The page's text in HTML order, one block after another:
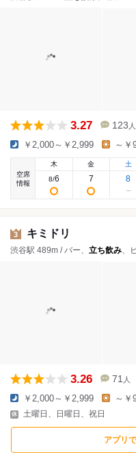
3.27 123 人
￥2,000～￥2,999 ～￥
空席
情報
木
8/6
金
7
土
8
3 キミドリ
渋谷駅 489m / バー、 立ち飲み、
3.26 71 人
￥2,000～￥2,999 ～￥
土曜日、日曜日、祝日
アプリ